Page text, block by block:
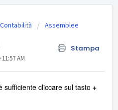
Contabilità Assemblee
Stampa
AM
sufficiente cliccare sul tasto +